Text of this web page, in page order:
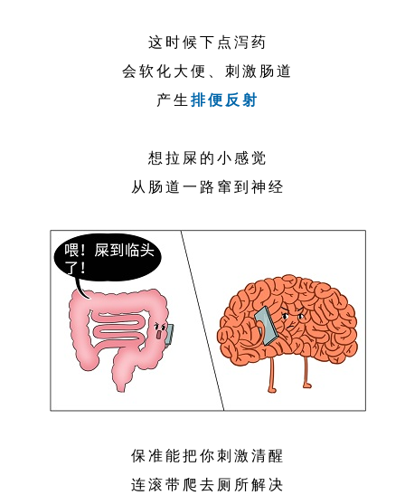
这时候下点泻药
会软化大便、刺激肠道
产生排便反射
想拉屎的小感觉
从肠道一路窜到神经
保准能把你刺激清醒
连滚带爬去厕所解决